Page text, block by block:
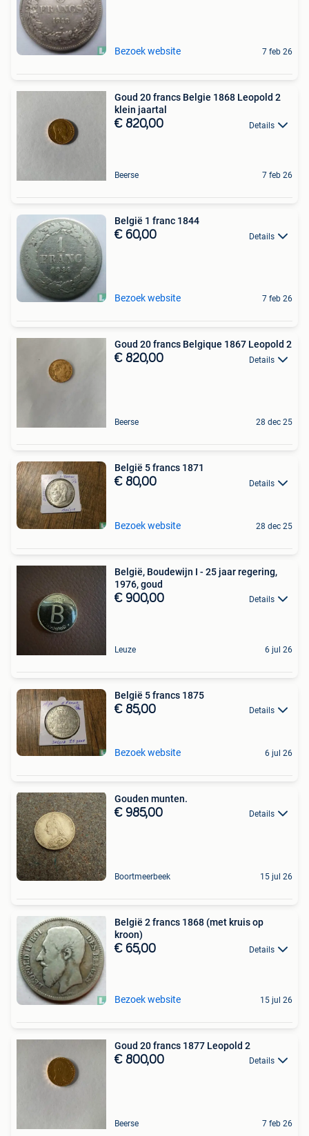
Bezoek website 7 feb 26
Goud 20 francs Belgie 1868 Leopold 2
klein jaartal
€ 820,00 Details
Beerse 7 feb 26
België 1 franc 1844
€ 60,00 Details
Bezoek website 7 feb 26
Goud 20 francs Belgique 1867 Leopold 2
€ 820,00 Details
Beerse 28 dec 25
België 5 francs 1871
€ 80,00 Details
Bezoek website 28 dec 25
België, Boudewijn I - 25 jaar regering,
1976, goud
€ 900,00 Details
Leuze 6 jul 26
België 5 francs 1875
€ 85,00 Details
Bezoek website 6 jul 26
Gouden munten.
€ 985,00 Details
Boortmeerbeek 15 jul 26
België 2 francs 1868 (met kruis op
kroon)
€ 65,00 Details
Bezoek website 15 jul 26
Goud 20 francs 1877 Leopold 2
€ 800,00 Details
Beerse 7 feb 26